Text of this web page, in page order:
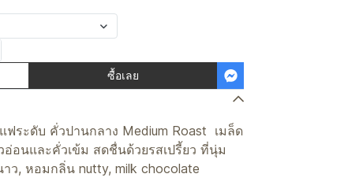
ซื้อเลย
ฟระดับ คั่วปานกลาง Medium Roast เมล็ด
อนและคั่วเข้ม สดชื่นด้วยรสเปรี้ยว ที่นุ่ม
ว, หอมกลิ่น nutty, milk chocolate